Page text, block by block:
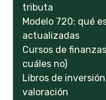
tributa
Modelo 720: qué
actualizadas
Cursos de
cuáles no)
Libros de
valoración